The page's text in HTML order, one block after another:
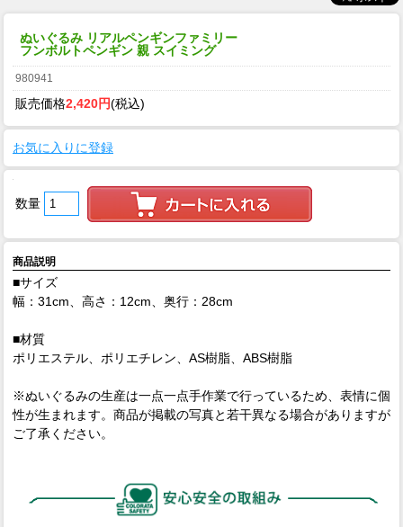
ぬいぐるみ リアルペンギンファミリー
フンボルトペンギン 親 スイミング
980941
販売価格2,420円(税込)
お気に入りに登録
数量
商品説明
■サイズ
幅：31cm、高さ：12cm、奥行：28cm
■材質
ポリエステル、ポリエチレン、AS樹脂、ABS樹脂
※ぬいぐるみの生産は一点一点手作業で行っているため、表情に個
性が生まれます。商品が掲載の写真と若干異なる場合がありますが
ご了承ください。